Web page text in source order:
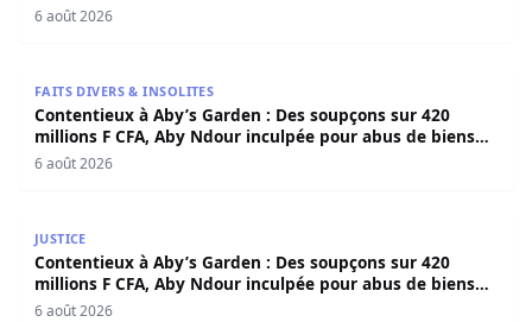
6 août 2026
FAITS DIVERS & INSOLITES
Contentieux à Aby’s Garden : Des soupçons sur 420
millions F CFA, Aby Ndour inculpée pour abus de biens
sociaux
6 août 2026
JUSTICE
Contentieux à Aby’s Garden : Des soupçons sur 420
millions F CFA, Aby Ndour inculpée pour abus de biens
sociaux
6 août 2026